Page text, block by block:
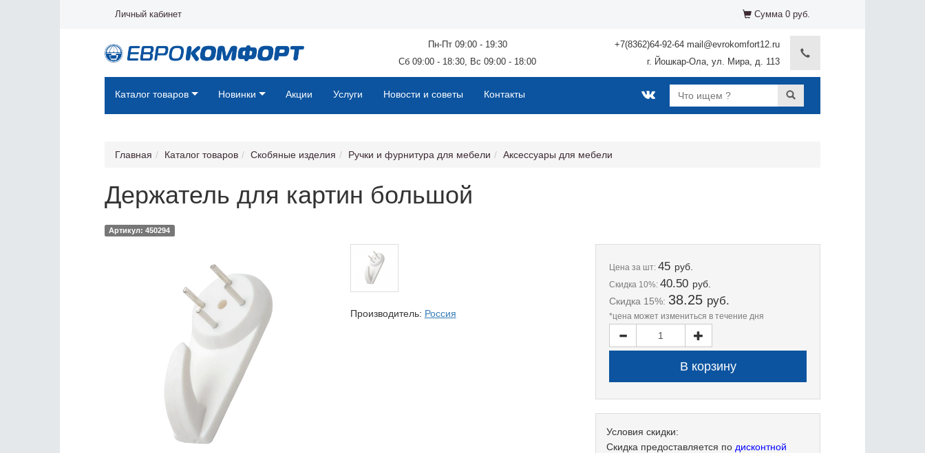
Личный кабинет Сумма 0 руб.
Пн-Пт 09:00 - 19:30
Сб 09:00 - 18:30, Вс 09:00 - 18:00
+7(8362)64-92-64 mail@evrokomfort12.ru
г. Йошкар-Ола, ул. Мира, д. 113
Каталог товаров Новинки Акции Услуги Новости и советы Контакты
Главная Каталог товаров Скобяные изделия Ручки и фурнитура для мебели Аксессуары для мебели
Держатель для картин большой
Артикул: 450294
Цена за шт:45 руб.
Скидка 10%:40.50 руб.
Скидка 15%: 38.25 руб.
*цена может измениться в течение дня
Условия скидки:
Скидка предоставляется по дисконтной
Производитель: Россия